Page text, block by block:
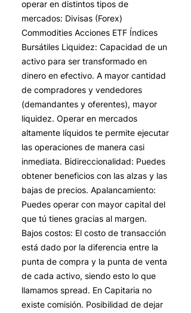
operar en distintos tipos de
mercados: Divisas (Forex)
Commodities Acciones ETF Índices
Bursátiles Liquidez: Capacidad de un
activo para ser transformado en
dinero en efectivo. A mayor cantidad
de compradores y vendedores
(demandantes y oferentes), mayor
liquidez. Operar en mercados
altamente líquidos te permite ejecutar
las operaciones de manera casi
inmediata. Bidireccionalidad: Puedes
obtener beneficios con las alzas y las
bajas de precios. Apalancamiento:
Puedes operar con mayor capital del
que tú tienes gracias al margen.
Bajos costos: El costo de transacción
está dado por la diferencia entre la
punta de compra y la punta de venta
de cada activo, siendo esto lo que
llamamos spread. En Capitaria no
existe comisión. Posibilidad de dejar